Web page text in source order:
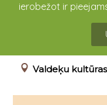
ierobežot ir
AIVAS
Valdeķu